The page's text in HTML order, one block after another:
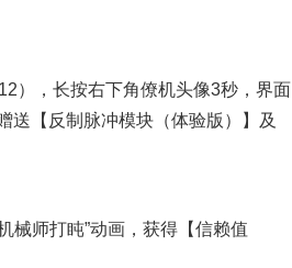
），长按右下角僚机头像3秒，界面
送【反制脉冲模块（体验版）】及
械师打盹”动画，获得【信赖值